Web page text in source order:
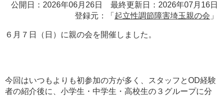
公開日：2026年06月26日 最終更新日：2026年07月16日
登録元：「 起立性調節障害埼玉親の会 」
６月７日（日）に親の会を開催しました。
今回はいつもよりも初参加の方が多く、スタッフとOD経験
者の紹介後に、小学生・中学生・高校生の３グループに分